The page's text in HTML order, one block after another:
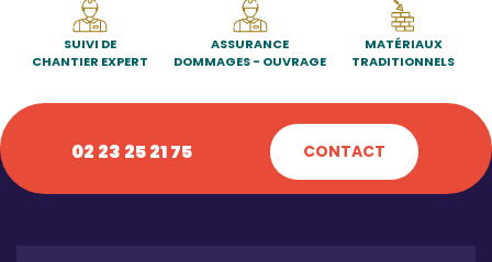
SUIVI DE
CHANTIER EXPERT
ASSURANCE
DOMMAGES - OUVRAGE
MATÉRIAUX
TRADITIONNELS
02 23 25 21 75 CONTACT